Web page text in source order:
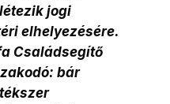
jogi
elhelyezésére.
Családsegítő
bár